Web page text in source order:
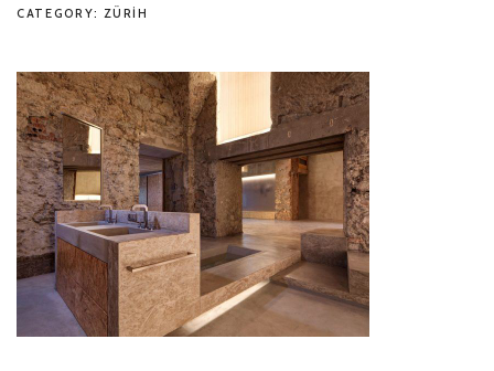
CATEGORY: ZÜRIH